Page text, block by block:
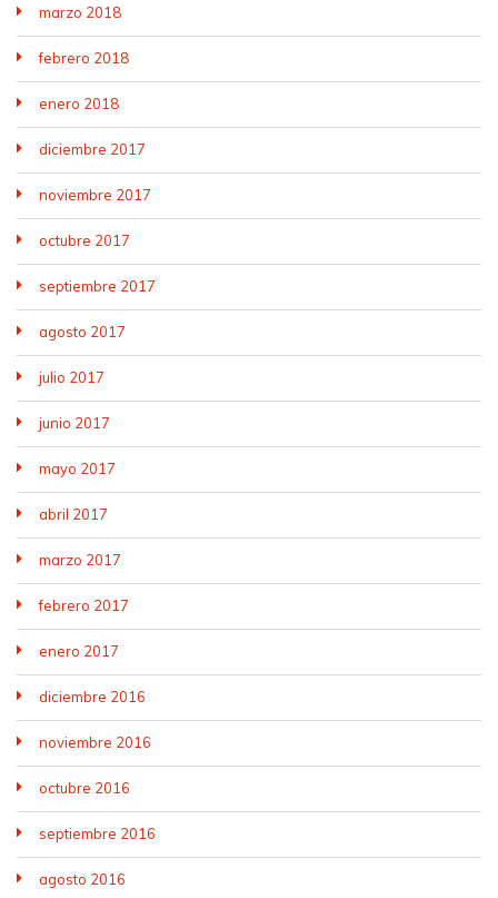
marzo 2018
febrero 2018
enero 2018
diciembre 2017
noviembre 2017
octubre 2017
septiembre 2017
agosto 2017
julio 2017
junio 2017
mayo 2017
abril 2017
marzo 2017
febrero 2017
enero 2017
diciembre 2016
noviembre 2016
octubre 2016
septiembre 2016
agosto 2016